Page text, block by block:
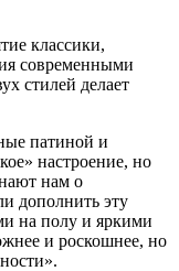
классики,
современными
стилей делает
патиной и
настроение, но
нам о
дополнить эту
на полу и яркими
и роскошнее, но